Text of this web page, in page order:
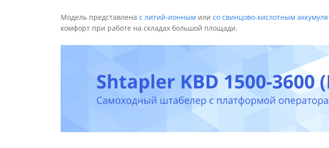
Модель представлена с литий-ионным или со свинцово-кислотным
комфорт при работе на складах большой площади.